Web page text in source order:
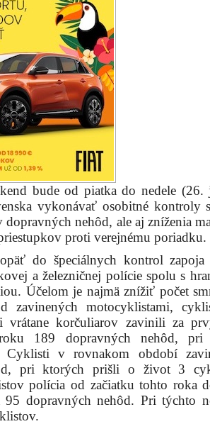
bude od piatka do nedele (26.
vykonávať osobitné kontroly
dopravných nehôd, ale aj zníženia
proti verejnému poriadku.
do špeciálnych kontrol zapoja
a železničnej polície spolu s
Účelom je najmä znížiť počet
zavinených motocyklistami,
vrátane korčuliarov zavinili za
189 dopravných nehôd, pri
Cyklisti v rovnakom období
pri ktorých prišli o život 3
polícia od začiatku tohto roka
95 dopravných nehôd. Pri týchto